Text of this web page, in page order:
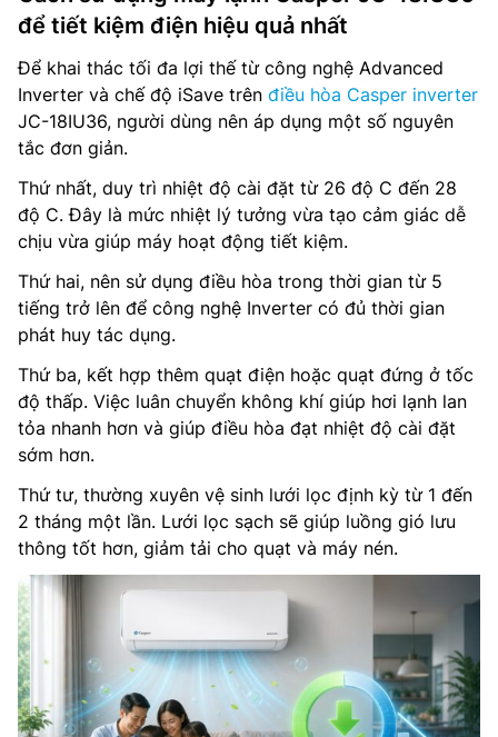
để tiết kiệm điện hiệu quả nhất
Để khai thác tối đa lợi thế từ công nghệ Advanced
Inverter và chế độ iSave trên điều hòa Casper inverter
JC-18IU36, người dùng nên áp dụng một số nguyên
tắc đơn giản.
Thứ nhất, duy trì nhiệt độ cài đặt từ 26 độ C đến 28
độ C. Đây là mức nhiệt lý tưởng vừa tạo cảm giác dễ
chịu vừa giúp máy hoạt động tiết kiệm.
Thứ hai, nên sử dụng điều hòa trong thời gian từ 5
tiếng trở lên để công nghệ Inverter có đủ thời gian
phát huy tác dụng.
Thứ ba, kết hợp thêm quạt điện hoặc quạt đứng ở tốc
độ thấp. Việc luân chuyển không khí giúp hơi lạnh lan
tỏa nhanh hơn và giúp điều hòa đạt nhiệt độ cài đặt
sớm hơn.
Thứ tư, thường xuyên vệ sinh lưới lọc định kỳ từ 1 đến
2 tháng một lần. Lưới lọc sạch sẽ giúp luồng gió lưu
thông tốt hơn, giảm tải cho quạt và máy nén.